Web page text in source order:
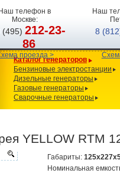
Наш телефон в
Москве:
(495)212-23-
86
проезда >
Наш
8
Каталог генераторов
Бензиновые электростанции
Дизельные генераторы
Газовые генераторы
Сварочные генераторы
YELLOW RTM
Габариты:
Номинальная